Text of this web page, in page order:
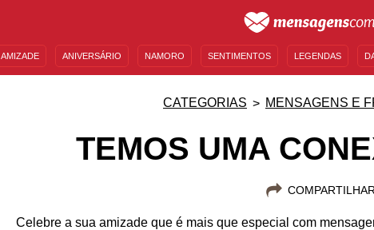
AMIZADE ANIVERSÁRIO NAMORO SENTIMENTOS LEGENDAS
CATEGORIAS MENSAGENS E
TEMOS UMA
COMPARTILHAR
Celebre a sua amizade que é mais que especial com